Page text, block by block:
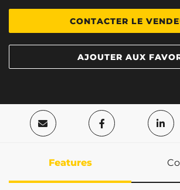
CONTACTER LE
AJOUTER AUX
Features